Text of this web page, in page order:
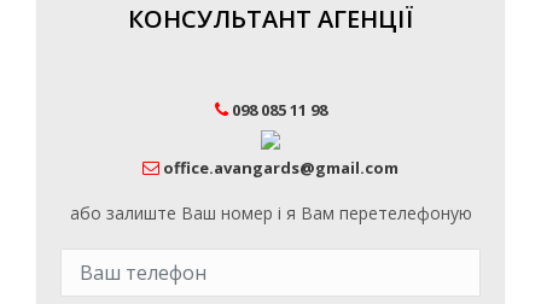
КОНСУЛЬТАНТ АГЕНЦІЇ
098 085 11 98
office.avangards@gmail.com
або залиште Ваш номер і я Вам перетелефоную